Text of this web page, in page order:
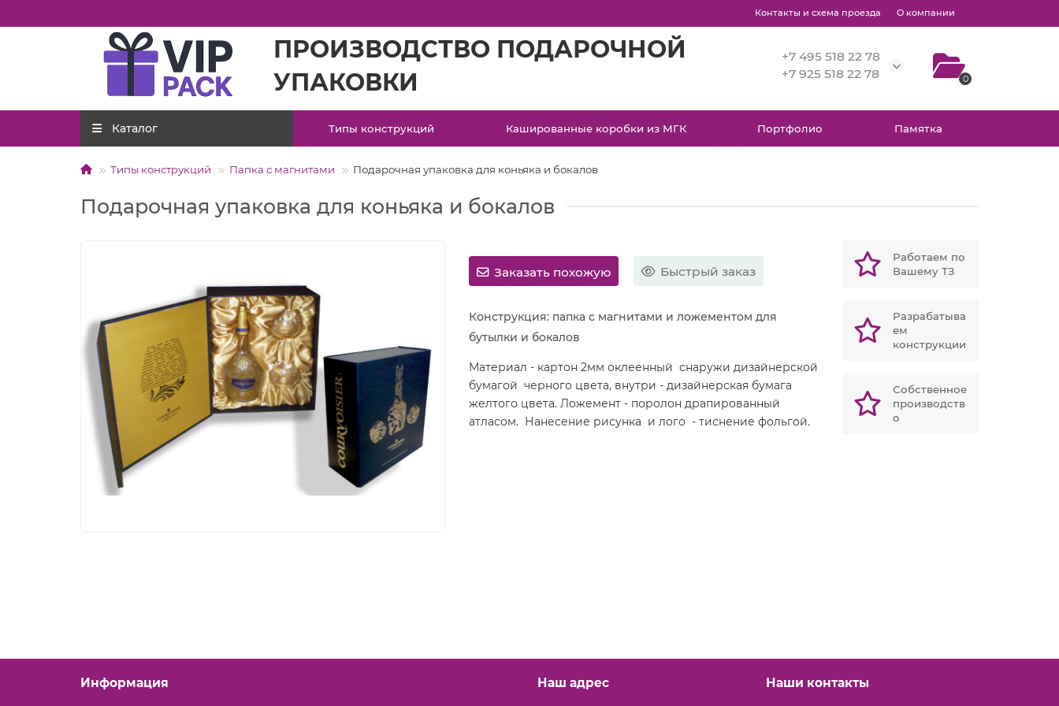
Контакты и схема проезда О компании
ПРОИЗВОДСТВО ПОДАРОЧНОЙ
УПАКОВКИ
+7 495 518 22 78
+7 925 518 22 78
0
Каталог Типы конструкций Кашированные коробки из МГК Портфолио Памятка
Типы конструкций Папка с магнитами Подарочная упаковка для коньяка и бокалов
Подарочная упаковка для коньяка и бокалов
Заказать похожую Быстрый заказ
Конструкция: папка с магнитами и ложементом для
бутылки и бокалов
Материал - картон 2мм оклеенный снаружи дизайнерской
бумагой черного цвета, внутри - дизайнерская бумага
желтого цвета. Ложемент - поролон драпированный
атласом. Нанесение рисунка и лого - тиснение фольгой.
Работаем по
Вашему ТЗ
Разрабатыва
ем
конструкции
Собственное
производств
о
Информация Наш адрес Наши контакты